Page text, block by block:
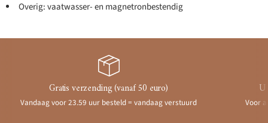
Overig: vaatwasser- en magnetronbestendig
Gratis verzending (vanaf 50 euro)
Vandaag voor 23.59 uur besteld = vandaag verstuurd Voor